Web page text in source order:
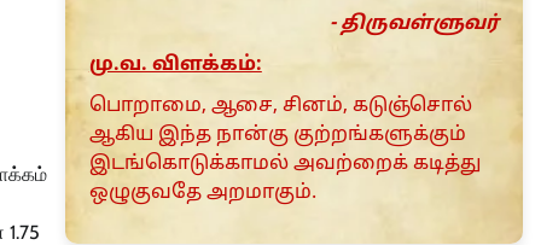
- திருவள்ளுவர்
மு.வ. விளக்கம்:
பொறாமை, ஆசை, சினம், கடுஞ்சொல்
ஆகிய இந்த நான்கு குற்றங்களுக்கும்
இடங்கொடுக்காமல் அவற்றைக் கடித்து
ஒழுகுவதே அறமாகும்.